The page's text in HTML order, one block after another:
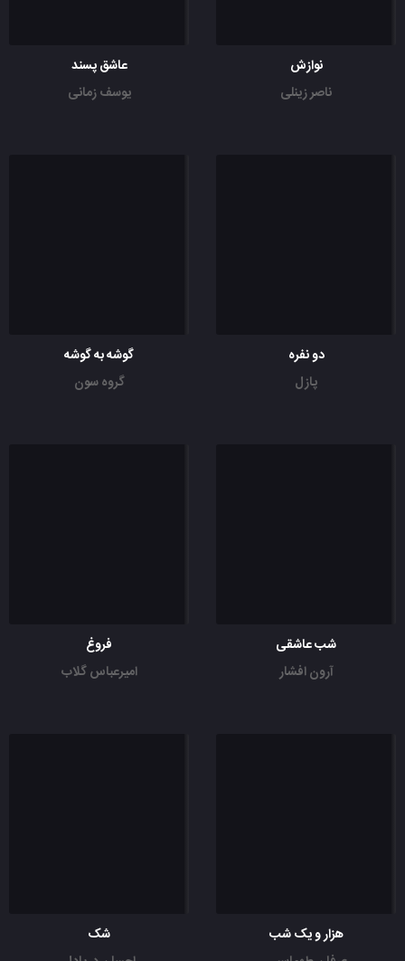
نوازش
ناصر زینلی
عاشق پسند
یوسف زمانی
دو نفره
پازل
گوشه به گوشه
گروه سون
شب عاشقی
آرون افشار
فروغ
امیرعباس گلاب
هزار و یک شب
شک